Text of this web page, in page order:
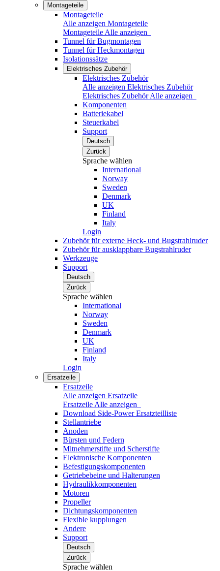
Montageteile
Montageteile
Alle anzeigen Montageteile
Montageteile Alle anzeigen
Tunnel für Bugmontagen
Tunnel für Heckmontagen
Isolationssätze
Elektrisches Zubehör
Elektrisches Zubehör
Alle anzeigen Elektrisches Zubehör
Elektrisches ZubehörAlle anzeigen
Komponenten
Batteriekabel
Steuerkabel
Support
Deutsch
Zurück
Sprache wählen
International
Norway
Sweden
Denmark
UK
Finland
Italy
Login
Zubehör für externe Heck- und Bugstrahlruder
Zubehör für ausklappbare Bugstrahlruder
Werkzeuge
Support
Deutsch
Zurück
Sprache wählen
International
Norway
Sweden
Denmark
UK
Finland
Italy
Login
Ersatzeile
Ersatzeile
Alle anzeigen Ersatzeile
Ersatzeile Alle anzeigen
Download Side-Power Ersatzteilliste
Stellantriebe
Anoden
Bürsten und Federn
Mitnehmerstifte und Scherstifte
Elektronische Komponenten
Befestigungskomponenten
Getriebebeine und Halterungen
Hydraulikkomponenten
Motoren
Propeller
Dichtungskomponenten
Flexible kupplungen
Andere
Support
Deutsch
Zurück
Sprache wählen